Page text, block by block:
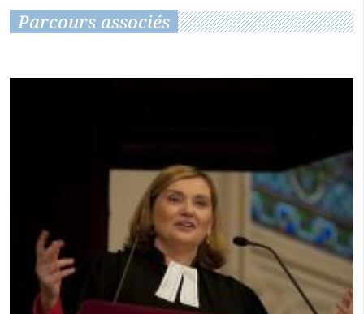
Parcours associés